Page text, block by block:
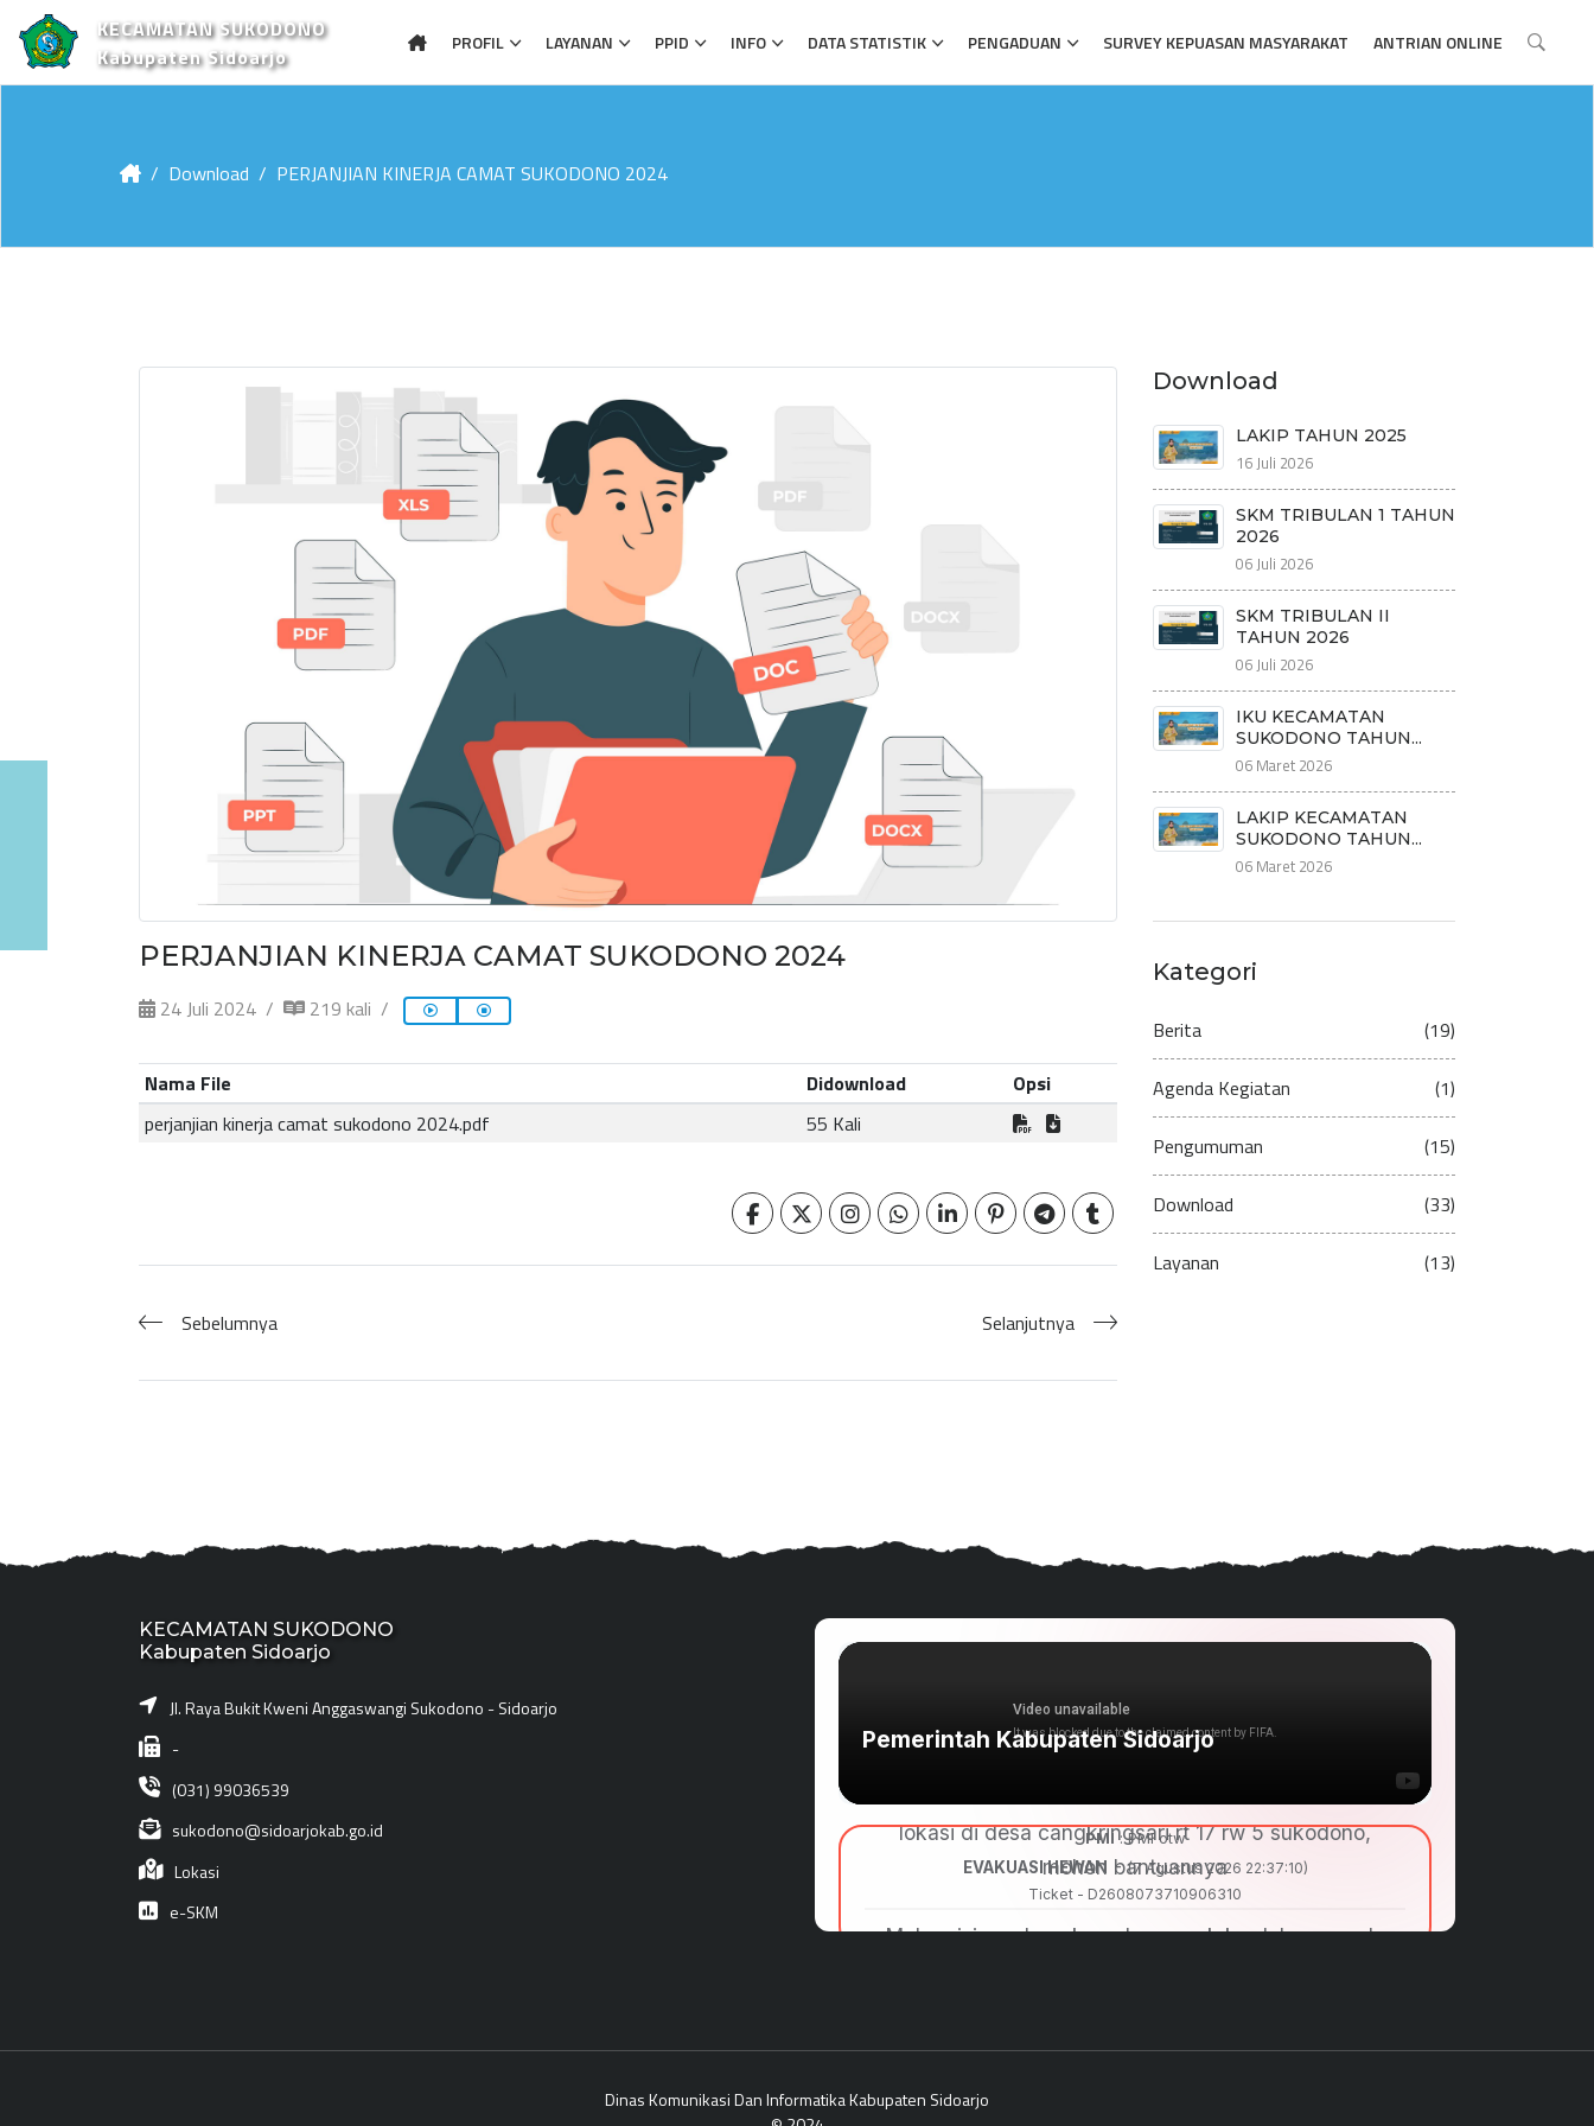
KECAMATAN SUKODONO
Kabupaten Sidoarjo
PROFIL LAYANAN PPID INFO DATA STATISTIK PENGADUAN SURVEY KEPUASAN MASYARAKAT ANTRIAN ONLINE
Download PERJANJIAN KINERJA CAMAT SUKODONO 2024
PERJANJIAN KINERJA CAMAT SUKODONO 2024
24 Juli 2024 219 kali
Nama File Didownload
Opsi
perjanjian kinerja camat sukodono 2024.pdf
55 Kali
Sebelumnya Selanjutnya
Download
LAKIP TAHUN 2025
16 Juli 2026
SKM TRIBULAN 1 TAHUN
2026
06 Juli 2026
SKM TRIBULAN II
TAHUN 2026
06 Juli 2026
IKU KECAMATAN
SUKODONO TAHUN...
06 Maret 2026
LAKIP KECAMATAN
SUKODONO TAHUN...
06 Maret 2026
Kategori
Berita (19)
Agenda Kegiatan (1)
Pengumuman (15)
Download (33)
Layanan (13)
KECAMATAN SUKODONO
Kabupaten Sidoarjo
Jl. Raya Bukit Kweni Anggaswangi Sukodono - Sidoarjo
-
(031) 99036539
sukodono@sidoarjokab.go.id
Lokasi
e-SKM
Dinas Komunikasi Dan Informatika Kabupaten Sidoarjo